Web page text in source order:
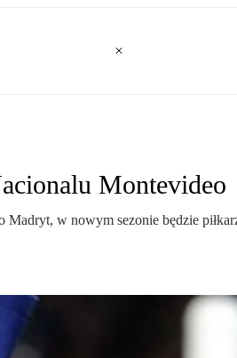
Montevideo
w nowym sezonie będzie